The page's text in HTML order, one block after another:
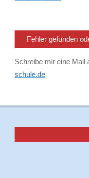
Fehler gefunden
Schreibe mir eine Mail
schule.de